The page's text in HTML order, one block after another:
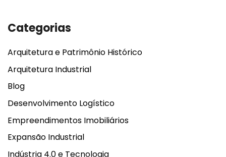
Categorias
Arquitetura e Patrimônio Histórico
Arquitetura Industrial
Blog
Desenvolvimento Logístico
Empreendimentos Imobiliários
Expansão Industrial
Indústria 4.0 e Tecnologia